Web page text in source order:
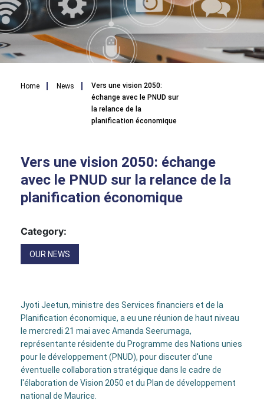
Breadcrumb
Home News
Vers une vision 2050:
échange avec le PNUD sur
la relance de la
planification économique
Vers une vision 2050: échange
avec le PNUD sur la relance de la
planification économique
Category:
OUR NEWS
Jyoti Jeetun, ministre des Services financiers et de la
Planification économique, a eu une réunion de haut niveau
le mercredi 21 mai avec Amanda Seerumaga,
représentante résidente du Programme des Nations unies
pour le développement (PNUD), pour discuter d'une
éventuelle collaboration stratégique dans le cadre de
l'élaboration de Vision 2050 et du Plan de développement
national de Maurice.